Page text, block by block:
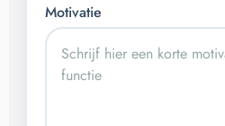
Motivatie